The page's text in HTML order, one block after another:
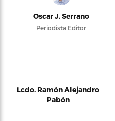
Oscar J. Serrano
Periodista Editor
Lcdo. Ramón Alejandro
Pabón